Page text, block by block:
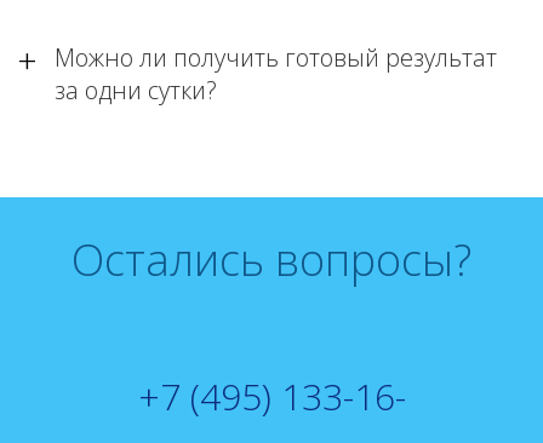
Можно ли получить готовый результат
за одни сутки?
Остались вопросы?
+7 (495) 133-16-